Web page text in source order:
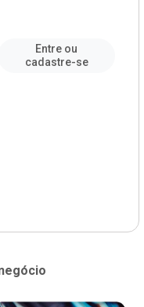
Entre ou
cadastre-se